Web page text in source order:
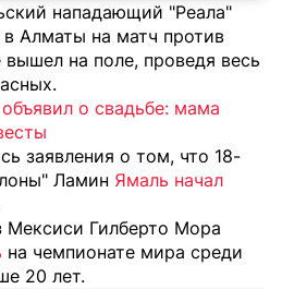
нападающий "Реала"
Алматы на матч против
вышел на поле, проведя весь
о свадьбе: мама
заявления о том, что 18-
Ламин Ямаль начал
Мексиси Гилберто Мора
на чемпионате мира среди
20 лет.